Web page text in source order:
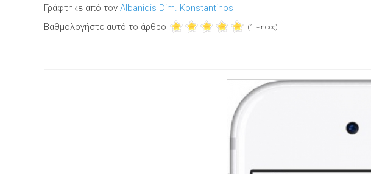
Γράφτηκε από τονAlbanidis Dim. Konstantinos
Βαθμολογήστε αυτό το άρθρο (1 Ψήφος)